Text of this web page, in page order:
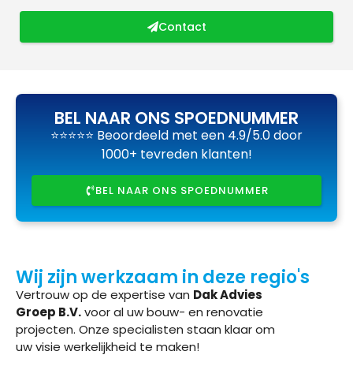
Contact
BEL NAAR ONS SPOEDNUMMER
⭐⭐⭐⭐⭐ Beoordeeld met een 4.9/5.0 door
1000+ tevreden klanten!
BEL NAAR ONS SPOEDNUMMER
Wij zijn werkzaam in deze regio's
Vertrouw op de expertise van Dak Advies
Groep B.V.voor al uw bouw- en renovatie
projecten. Onze specialisten staan klaar om
uw visie werkelijkheid te maken!